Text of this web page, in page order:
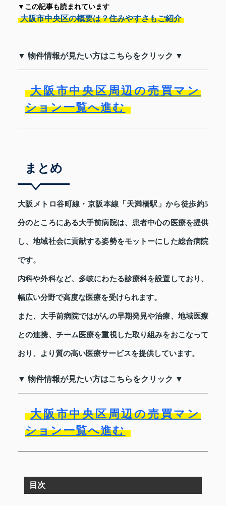
▼この記事も読まれています
大阪市中央区の概要は？住みやすさもご紹介
▼ 物件情報が見たい方はこちらをクリック ▼
大阪市中央区周辺の売買マン
ション一覧へ進む
まとめ
大阪メトロ谷町線・京阪本線「天満橋駅」から徒歩約5
分のところにある大手前病院は、患者中心の医療を提供
し、地域社会に貢献する姿勢をモットーにした総合病院
です。
内科や外科など、多岐にわたる診療科を設置しており、
幅広い分野で高度な医療を受けられます。
また、大手前病院ではがんの早期発見や治療、地域医療
との連携、チーム医療を重視した取り組みをおこなって
おり、より質の高い医療サービスを提供しています。
▼ 物件情報が見たい方はこちらをクリック ▼
大阪市中央区周辺の売買マン
ション一覧へ進む
目次